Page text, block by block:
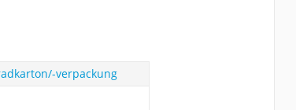
verpackung